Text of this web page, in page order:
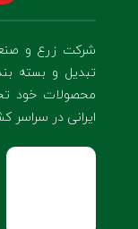
شرکت زرع و
تبدیل و بسته
ایرانی در سراسر